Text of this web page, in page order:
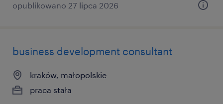
opublikowano 27 lipca 2026
business development consultant
kraków, małopolskie
praca stała